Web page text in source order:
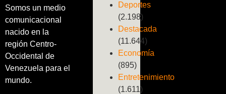
Somos un medio
comunicacional
nacido en la
región Centro-
Occidental de
Venezuela para el
mundo.
Deportes
(2.198)
Destacada
(11.644)
Economía
(895)
Entretenimiento
(1.611)